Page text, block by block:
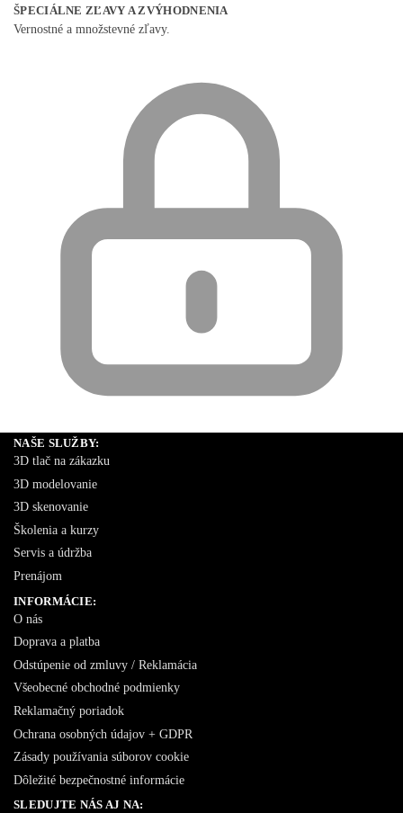
ŠPECIÁLNE ZĽAVY A ZVÝHODNENIA
Vernostné a množstevné zľavy.
NAŠE SLUŽBY:
3D tlač na zákazku
3D modelovanie
3D skenovanie
Školenia a kurzy
Servis a údržba
Prenájom
INFORMÁCIE:
O nás
Doprava a platba
Odstúpenie od zmluvy / Reklamácia
Všeobecné obchodné podmienky
Reklamačný poriadok
Ochrana osobných údajov + GDPR
Zásady používania súborov cookie
Dôležité bezpečnostné informácie
SLEDUJTE NÁS AJ NA: